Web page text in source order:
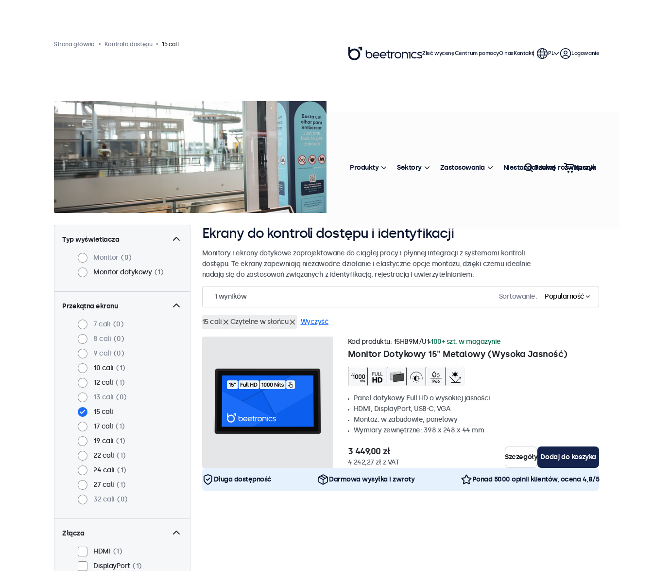
Strona główna Kontrola dostępu 15 cali
Typ wyświetlacza
Monitor
0
Monitor dotykowy
1
Przekątna ekranu
7 cali
0
8 cali
0
9 cali
0
10 cali
1
12 cali
1
13 cali
0
15 cali
17 cali
1
19 cali
1
22 cali
1
24 cali
1
27 cali
1
32 cali
0
Złącza
HDMI
1
DisplayPort
1
Ekrany do kontroli dostępu i identyfikacji
Monitory i ekrany dotykowe zaprojektowane do ciągłej pracy i płynnej integracji z systemami kontroli
dostępu. Te ekrany zapewniają niezawodne działanie i elastyczne opcje montażu, dzięki czemu idealnie
nadają się do zastosowań związanych z identyfikacją, rejestracją i uwierzytelnianiem.
1 wyników Sortowanie: Popularność
15 cali Czytelne w słońcu Wyczyść
Monitor Dotykowy 15" Metalowy (Wysoka Jasność)
Kod produktu: 15HB9M/U1 100+ szt. w magazynie
Panel dotykowy Full HD o wysokiej jasności
HDMI, DisplayPort, USB-C, VGA
Montaz: w zabudowie, panelowy
Wymiary zewnętrzne: 398 x 248 x 44 mm
3 449,00 zł
4 242,27 zł z VAT
Szczegóły Dodaj do koszyka
Długa dostępność Darmowa wysyłka i zwroty Ponad 5000 opinii klientów, ocena 4,8/5
Zleć wycenęCentrum pomocyO nasKontakt PL Logowanie
Produkty Sektory Zastosowania Niestandardowe rozwiązania
Szukaj Koszyk